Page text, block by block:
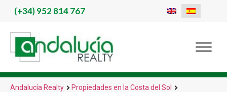
(+34)952 814 767
Andalucía Realty
Propiedades en la Costa del Sol